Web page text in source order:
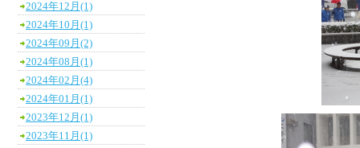
2024年12月(1)
2024年10月(1)
2024年09月(2)
2024年08月(1)
2024年02月(4)
2024年01月(1)
2023年12月(1)
2023年11月(1)